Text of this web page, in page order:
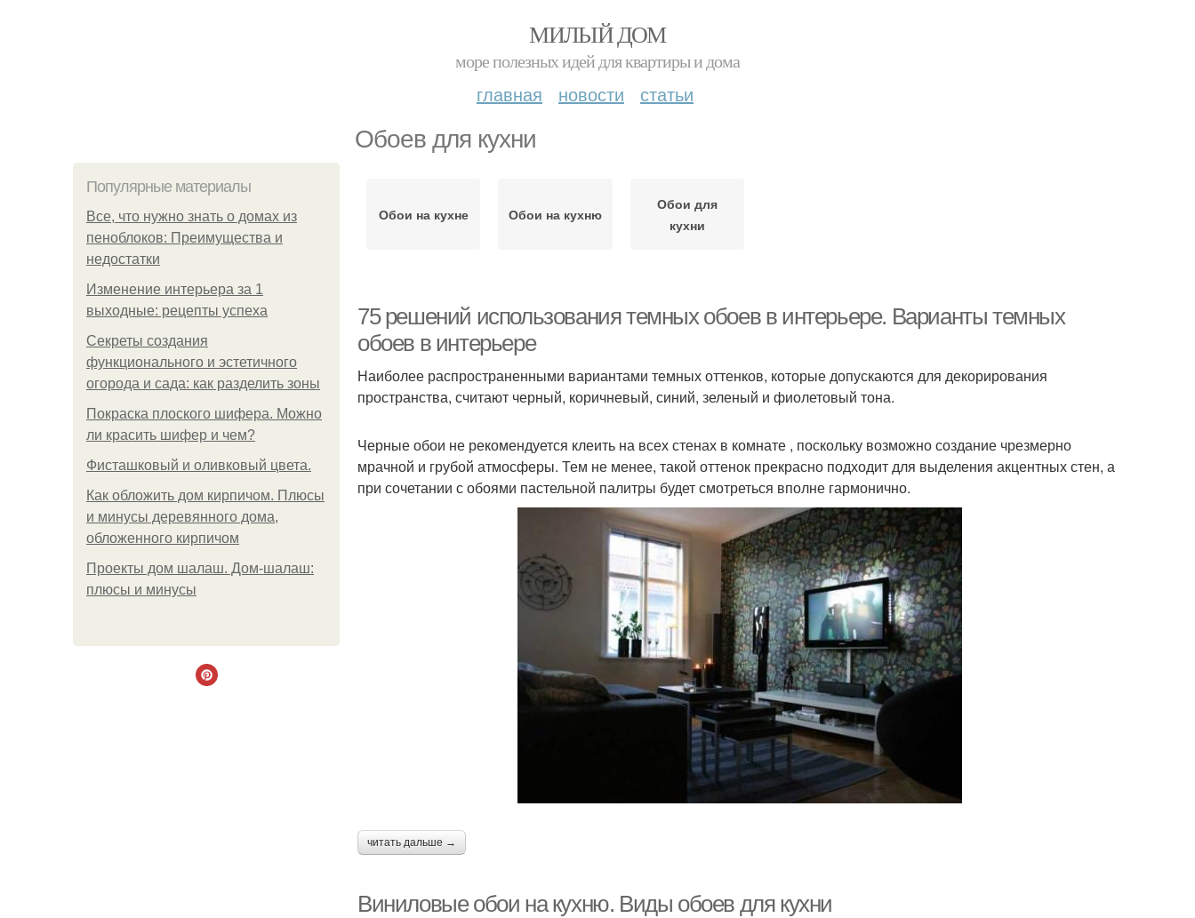
МИЛЫЙ ДОМ
море полезных идей для квартиры и дома
главная новости статьи
Обоев для кухни
Популярные материалы
Все, что нужно знать о домах из
пеноблоков: Преимущества и
недостатки
Изменение интерьера за 1
выходные: рецепты успеха
Секреты создания
функционального и эстетичного
огорода и сада: как разделить зоны
Покраска плоского шифера. Можно
ли красить шифер и чем?
Фисташковый и оливковый цвета.
Как обложить дом кирпичом. Плюсы
и минусы деревянного дома,
обложенного кирпичом
Проекты дом шалаш. Дом-шалаш:
плюсы и минусы
Обои на кухне Обои на кухню
Обои для
кухни
75 решений использования темных обоев в интерьере. Варианты темных
обоев в интерьере
Наиболее распространенными вариантами темных оттенков, которые допускаются для декорирования
пространства, считают черный, коричневый, синий, зеленый и фиолетовый тона.
Черные обои не рекомендуется клеить на всех стенах в комнате , поскольку возможно создание чрезмерно
мрачной и грубой атмосферы. Тем не менее, такой оттенок прекрасно подходит для выделения акцентных стен, а
при сочетании с обоями пастельной палитры будет смотреться вполне гармонично.
читать дальше →
Виниловые обои на кухню. Виды обоев для кухни